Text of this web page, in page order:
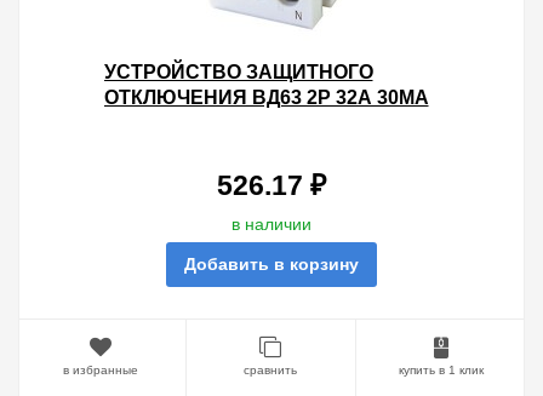
УСТРОЙСТВО ЗАЩИТНОГО
ОТКЛЮЧЕНИЯ ВД63 2Р 32А 30МА
526.17 ₽
в наличии
Добавить в корзину
в избранные сравнить купить в 1 клик